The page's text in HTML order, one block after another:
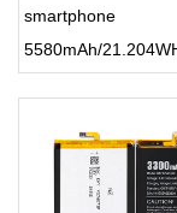
smartphone